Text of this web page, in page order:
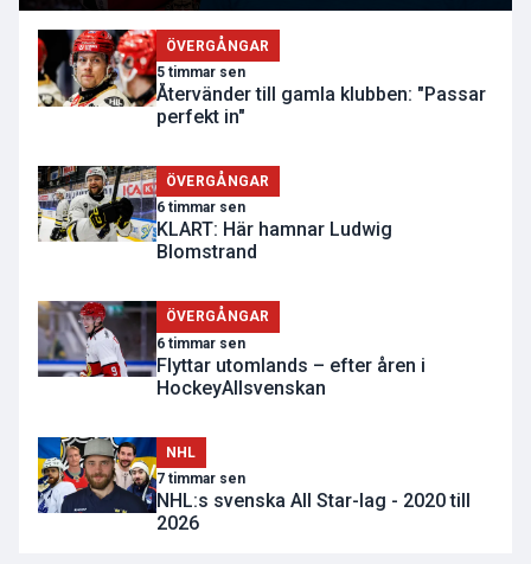
ÖVERGÅNGAR
5 timmar sen
Återvänder till gamla klubben: "Passar
perfekt in"
ÖVERGÅNGAR
6 timmar sen
KLART: Här hamnar Ludwig
Blomstrand
ÖVERGÅNGAR
6 timmar sen
Flyttar utomlands – efter åren i
HockeyAllsvenskan
NHL
7 timmar sen
NHL:s svenska All Star-lag - 2020 till
2026